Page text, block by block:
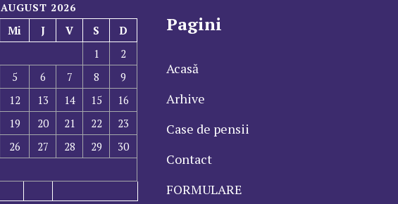
AUGUST 2026
Mi J V S
D
1
2
5 6 7 8
9
12 13 14 15
16
19 20 21 22
23
26 27 28 29
30
Pagini
Acasă
Arhive
Case de pensii
Contact
FORMULARE